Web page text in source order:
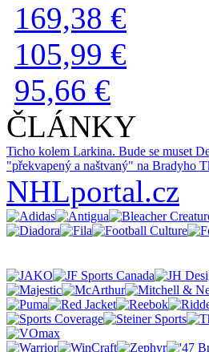
169,38 €
105,99 €
95,66 €
ČLÁNKY
Ticho kolem Larkina. Bude se muset
"překvapený a naštvaný" na Bradyho
NHLportal.cz